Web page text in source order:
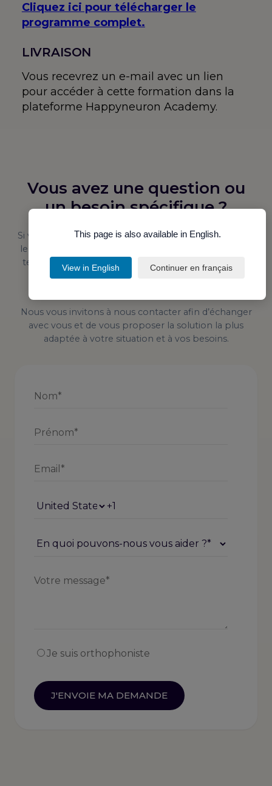
Cliquez ici pour télécharger le
programme complet.
LIVRAISON
Vous recevrez un e-mail avec un lien
pour accéder à cette formation dans la
plateforme Happyneuron Academy.
Vous avez une question ou
un besoin spécifique ?
Si vous avez une attente particulière, une question sur
le programme, ou si vous rencontrez une contrainte
technique ou une difficulté pouvant impacter votre
parcours de formation, notre équipe est à votre
Nous vous invitons à nous contacter afin d’échanger
avec vous et de vous proposer la solution la plus
adaptée à votre situation et à vos besoins.
Je suis orthophoniste
This page is also available in English.
View in English Continuer en français